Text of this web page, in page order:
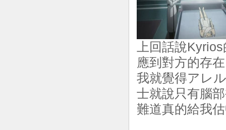
上回話說
應到對方的存在
我就覺得アレ
士就說只有腦
難道真的給我